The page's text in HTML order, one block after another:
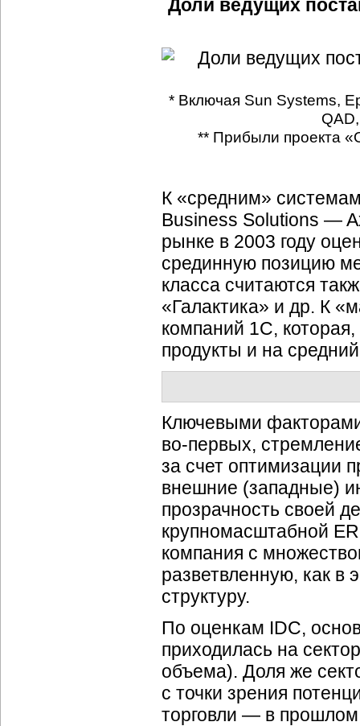
Доли ведущих
* Включая Sun Systems,
** Прибыли проекта
К «средним»
Business Solutions —
рынке в 2003 году
срединную позицию
класса считаются
«Галактика» и др. К
компаний 1С,
продукты и на
Ключевыми
во-первых,
за счет оптимизации
внешние (западные)
прозрачность своей
крупномасштабной
компания с
разветвленную, как в
структуру.
По оценкам IDC,
приходилась на
объема). Доля же
с точки зрения
торговли — в прошлом